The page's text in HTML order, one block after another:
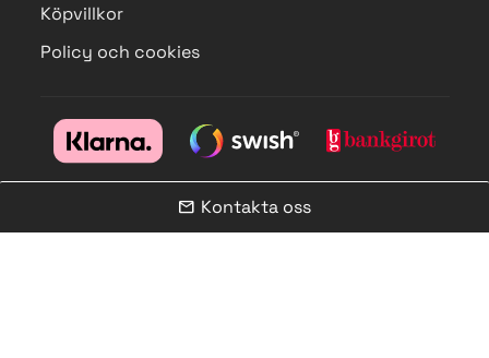
Köpvillkor
Policy och cookies
mail Kontakta oss